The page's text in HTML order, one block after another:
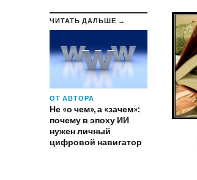
ЧИТАТЬ ДАЛЬШЕ →
ОТ АВТОРА
Не «о чем», а «зачем»:
почему в эпоху ИИ
нужен личный
цифровой навигатор